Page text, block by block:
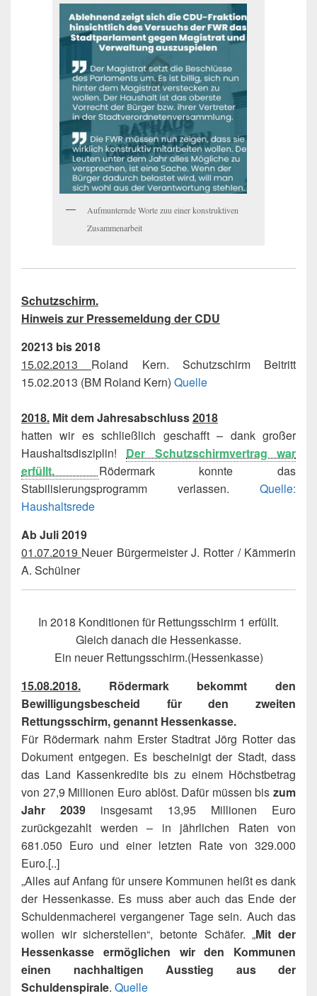
Aufmunternde Worte zuu einer konstruktiven
Zusammenarbeit
Schutzschirm.
Hinweis zur Pressemeldung der CDU
20213 bis 2018
15.02.2013 Roland Kern. Schutzschirm Beitritt
15.02.2013 (BM Roland Kern) Quelle
2018. Mit dem Jahresabschluss2018
hatten wir es schließlich geschafft – dank großer
Haushaltsdisziplin! Der Schutzschirmvertrag war
erfüllt. Rödermark konnte das
Stabilisierungsprogramm verlassen. Quelle:
Haushaltsrede
Ab Juli 2019
01.07.2019 Neuer Bürgermeister J. Rotter / Kämmerin
A. Schülner
In 2018 Konditionen für Rettungsschirm 1 erfüllt.
Gleich danach die Hessenkasse.
Ein neuer Rettungsschirm.(Hessenkasse)
15.08.2018. Rödermark bekommt den
Bewilligungsbescheid für den zweiten
Rettungsschirm, genannt Hessenkasse.
Für Rödermark nahm Erster Stadtrat Jörg Rotter das
Dokument entgegen. Es bescheinigt der Stadt, dass
das Land Kassenkredite bis zu einem Höchstbetrag
von 27,9 Millionen Euro ablöst. Dafür müssen bis zum
Jahr 2039 insgesamt 13,95 Millionen Euro
zurückgezahlt werden – in jährlichen Raten von
681.050 Euro und einer letzten Rate von 329.000
Euro.[..]
„Alles auf Anfang für unsere Kommunen heißt es dank
der Hessenkasse. Es muss aber auch das Ende der
Schuldenmacherei vergangener Tage sein. Auch das
wollen wir sicherstellen“, betonte Schäfer. „Mit der
Hessenkasse ermöglichen wir den Kommunen
einen nachhaltigen Ausstieg aus der
Schuldenspirale. Quelle